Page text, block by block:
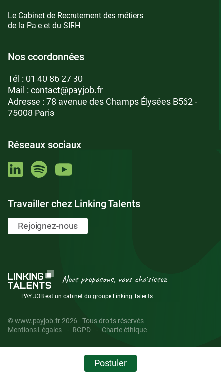
Le Cabinet de Recrutement des métiers
de la Paie et du SIRH
Nos coordonnées
Tél : 01 40 86 27 30
Mail : contact@payjob.fr
Adresse : 78 avenue des Champs Élysées B562 -
75008 Paris
Réseaux sociaux
Travailler chez Linking Talents
Rejoignez-nous
Nous proposons, vous choisissez
PAY JOB est un cabinet du groupe Linking Talents
© www.payjob.fr 2026 - Tous droits réservés
Mentions Légales
RGPD Charte éthique
Postuler